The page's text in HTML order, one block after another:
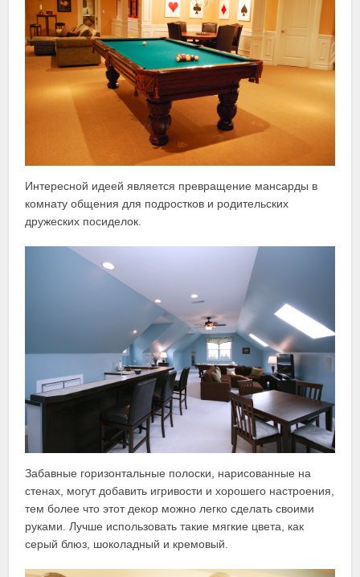
Интересной идеей является превращение мансарды в
комнату общения для подростков и родительских
дружеских посиделок.
Забавные горизонтальные полоски, нарисованные на
стенах, могут добавить игривости и хорошего настроения,
тем более что этот декор можно легко сделать своими
руками. Лучше использовать такие мягкие цвета, как
серый блюз, шоколадный и кремовый.